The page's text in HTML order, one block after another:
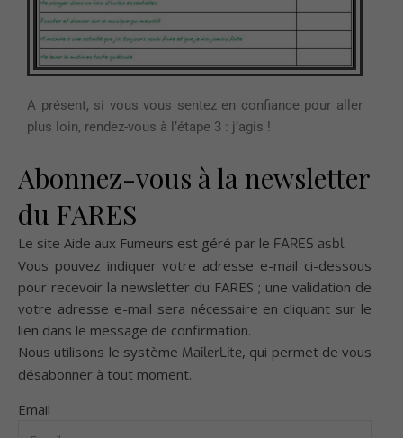
A présent, si vous vous sentez en confiance pour aller
plus loin, rendez-vous à l’étape 3 : j’agis !
Abonnez-vous à la newsletter
du FARES
Le site Aide aux Fumeurs est géré par le FARES asbl.
Vous pouvez indiquer votre adresse e-mail ci-dessous
pour recevoir la newsletter du FARES ; une validation de
votre adresse e-mail sera nécessaire en cliquant sur le
lien dans le message de confirmation.
Nous utilisons le système MailerLite, qui permet de vous
désabonner à tout moment.
Email